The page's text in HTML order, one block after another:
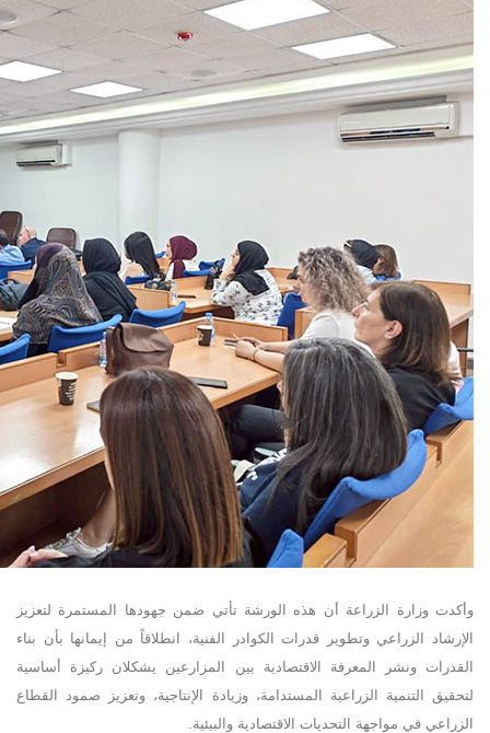
وأكدت وزارة الزراعة أن هذه الورشة تأتي ضمن جهودها المستمرة لتعزيز
الإرشاد الزراعي وتطوير قدرات الكوادر الفنية، انطلاقاً من إيمانها بأن بناء
القدرات ونشر المعرفة الاقتصادية بين المزارعين يشكلان ركيزة أساسية
لتحقيق التنمية الزراعية المستدامة، وزيادة الإنتاجية، وتعزيز صمود القطاع
الزراعي في مواجهة التحديات الاقتصادية والبيئية